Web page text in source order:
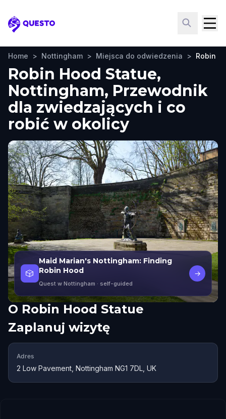
Questo
Home > Nottingham > Miejsca do odwiedzenia > Robin
Robin Hood Statue,
Nottingham, Przewodnik
dla zwiedzających i co
robić w okolicy
🎲
Maid Marian's Nottingham: Finding
Robin Hood
Quest w Nottingham · self-guided
→
O Robin Hood Statue
Zaplanuj wizytę
Adres
2 Low Pavement, Nottingham NG1 7DL, UK